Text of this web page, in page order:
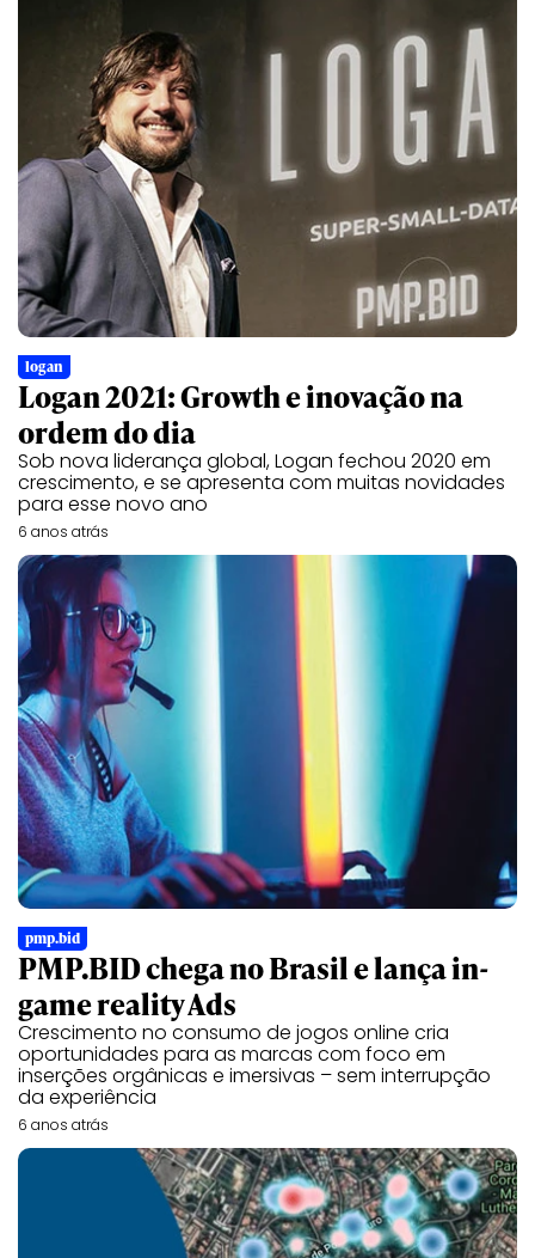
logan
Logan 2021: Growth e inovação na
ordem do dia
Sob nova liderança global, Logan fechou 2020 em
crescimento, e se apresenta com muitas novidades
para esse novo ano
6 anos atrás
pmp.bid
PMP.BID chega no Brasil e lança in-
game reality Ads
Crescimento no consumo de jogos online cria
oportunidades para as marcas com foco em
inserções orgânicas e imersivas – sem interrupção
da experiência
6 anos atrás